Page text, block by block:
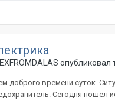
опубликовал
доброго времени суток.
Сегодня пошел